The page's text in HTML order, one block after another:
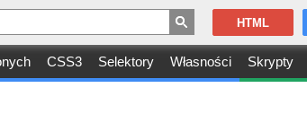
CSS3 Selektory Własności Skrypty
HTML